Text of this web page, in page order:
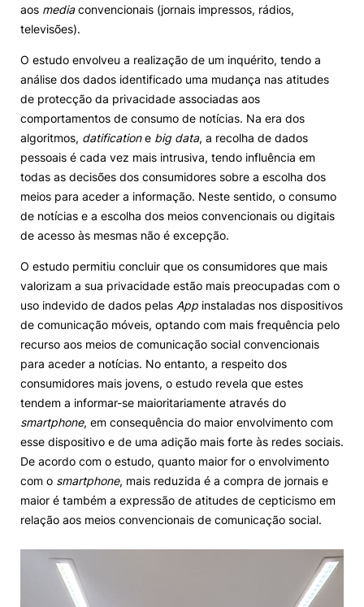
aos mediaconvencionais (jornais impressos, rádios,
televisões).
O estudo envolveu a realização de um inquérito, tendo a
análise dos dados identificado uma mudança nas atitudes
de protecção da privacidade associadas aos
comportamentos de consumo de notícias. Na era dos
algoritmos, datificatione big data, a recolha de dados
pessoais é cada vez mais intrusiva, tendo influência em
todas as decisões dos consumidores sobre a escolha dos
meios para aceder a informação. Neste sentido, o consumo
de notícias e a escolha dos meios convencionais ou digitais
de acesso às mesmas não é excepção.
O estudo permitiu concluir que os consumidores que mais
valorizam a sua privacidade estão mais preocupadas com o
uso indevido de dados pelas App instaladas nos dispositivos
de comunicação móveis, optando com mais frequência pelo
recurso aos meios de comunicação social convencionais
para aceder a notícias. No entanto, a respeito dos
consumidores mais jovens, o estudo revela que estes
tendem a informar-se maioritariamente através do
smartphone, em consequência do maior envolvimento com
esse dispositivo e de uma adição mais forte às redes sociais.
De acordo com o estudo, quanto maior for o envolvimento
com o smartphone, mais reduzida é a compra de jornais e
maior é também a expressão de atitudes de cepticismo em
relação aos meios convencionais de comunicação social.